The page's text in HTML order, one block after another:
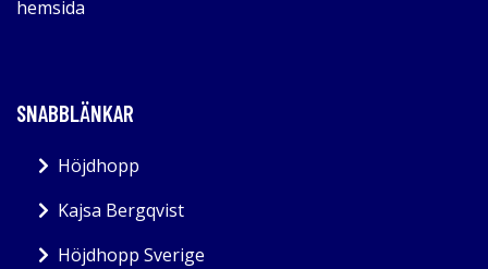
hemsida
SNABBLÄNKAR
Höjdhopp
Kajsa Bergqvist
Höjdhopp Sverige